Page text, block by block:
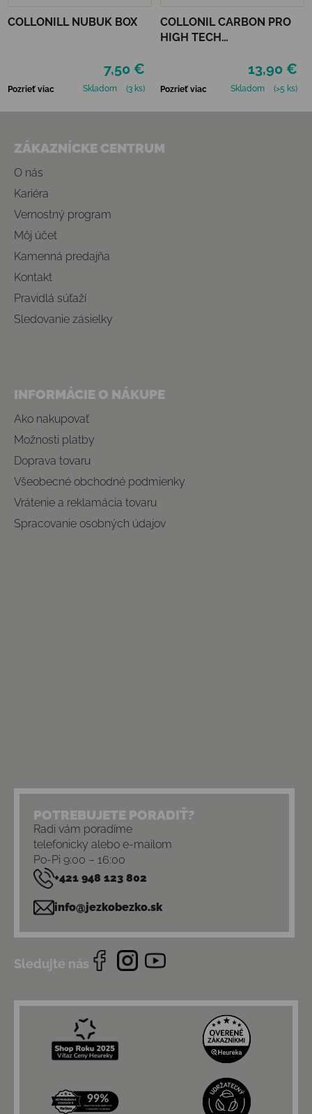
COLLONILL NUBUK BOX
7,50 €
Pozrieť viac Skladom (3 ks)
COLLONIL CARBON PRO
HIGH TECH
13,90 €
Pozrieť viac Skladom (>5 ks)
ZÁKAZNÍCKE CENTRUM
O nás
Kariéra
Vernostný program
Môj účet
Kamenná predajňa
Kontakt
Pravidlá súťaží
Sledovanie zásielky
INFORMÁCIE O NÁKUPE
Ako nakupovať
Možnosti platby
Doprava tovaru
Všeobecné obchodné podmienky
Vrátenie a reklamácia tovaru
Spracovanie osobných údajov
POTREBUJETE PORADIŤ?
Radi vám poradíme
telefonicky alebo e-mailom
Po-Pi 9:00 – 16:00
+421 948 123 802
info@jezkobezko.sk
Sledujte nás